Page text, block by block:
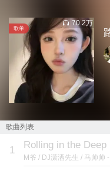
歌单
70.2万
歌曲列表
1 Rolling in the Deep
M爷 / DJ潇洒先生 / 马帅帅